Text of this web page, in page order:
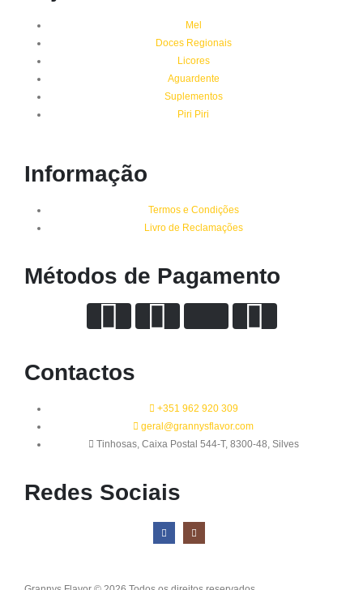
Mel
Doces Regionais
Licores
Aguardente
Suplementos
Piri Piri
Informação
Termos e Condições
Livro de Reclamações
Métodos de Pagamento
Contactos
+351 962 920 309
geral@grannysflavor.com
Tinhosas, Caixa Postal 544-T, 8300-48, Silves
Redes Sociais